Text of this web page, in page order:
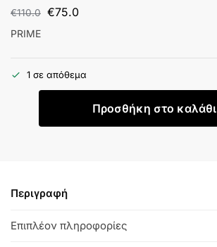
€110.0 €75.0
PRIME
1 σε απόθεμα
Προσθήκη στο καλάθι
Περιγραφή
Επιπλέον πληροφορίες